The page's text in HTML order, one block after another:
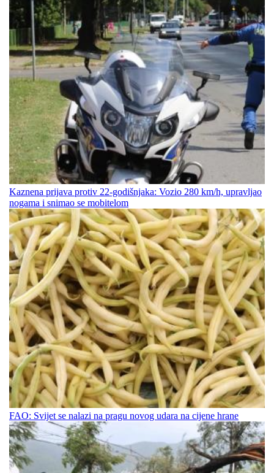
Kaznena prijava protiv 22-godišnjaka: Vozio 280 km/h, upravljao
nogama i snimao se mobitelom
FAO: Svijet se nalazi na pragu novog udara na cijene hrane